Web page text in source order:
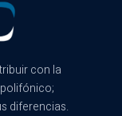
con la
diferencias.